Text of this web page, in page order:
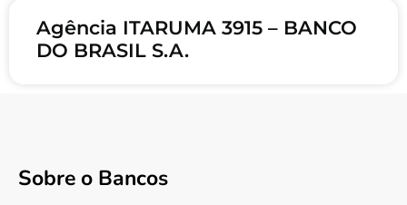
Agência ITARUMA 3915 – BANCO
DO BRASIL S.A.
Sobre o Bancos